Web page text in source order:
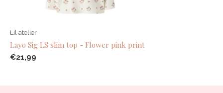
Lil atelier
Layo Sig LS slim top - Flower pink print
€21,99